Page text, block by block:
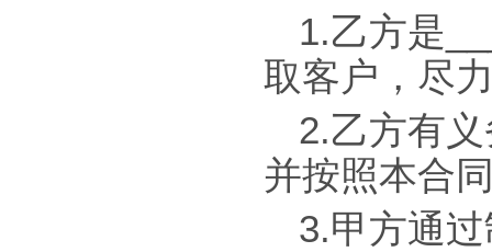
1.乙方是
取客户，尽
2.乙方有
并按照本合
3.甲方通